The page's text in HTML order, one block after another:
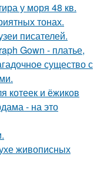
у моря 48 кв.
тонах.
писателей.
Gown - платье,
существо с
котеек и ёжиков
- на это
живописных